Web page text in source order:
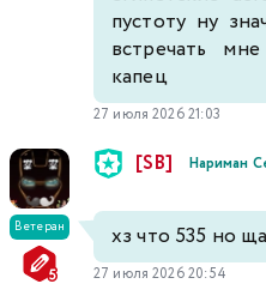
пустоту ну
встречать
капец
27 июля 2026 21:03
Ветеран
[SB] Нариман
хз что 535 но
27 июля 2026 20:54